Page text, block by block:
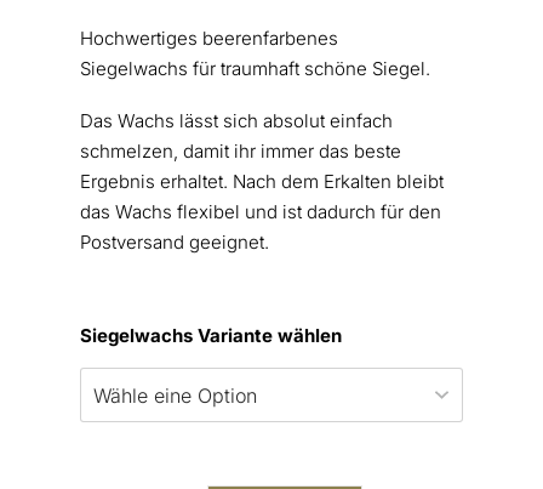
Hochwertiges beerenfarbenes
Siegelwachs für traumhaft schöne Siegel.
Das Wachs lässt sich absolut einfach
schmelzen, damit ihr immer das beste
Ergebnis erhaltet. Nach dem Erkalten bleibt
das Wachs flexibel und ist dadurch für den
Postversand geeignet.
Siegelwachs Variante wählen